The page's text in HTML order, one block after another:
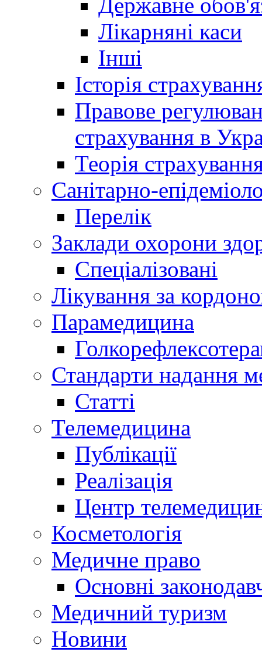
Лікарняні каси
Інші
Історія
Правове
страхування в
Теорія
Санітарно-
Перелік
Заклади охорони
Спеціалізовані
Лікування за
Парамедицина
Стандарти надання
Статті
Телемедицина
Публікації
Реалізація
Центр
Косметологія
Медичне право
Основні
Медичний туризм
Новини